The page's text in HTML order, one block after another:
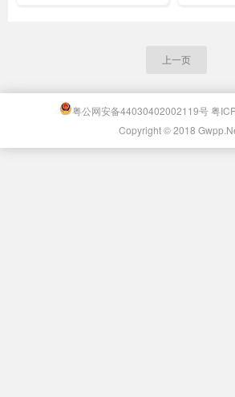
上一页
粤公网安备44030402002119号 粤
Copyright © 2018